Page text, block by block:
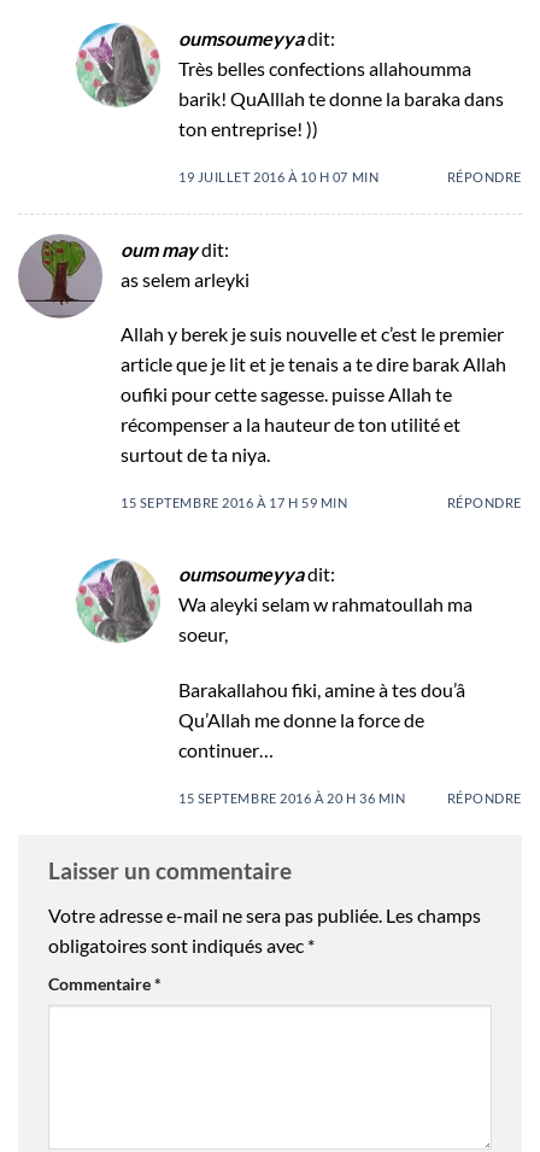
oumsoumeyyadit:
Très belles confections allahoumma
barik! QuAlllah te donne la baraka dans
ton entreprise! ))
19 JUILLET 2016 À 10 H 07 MIN RÉPONDRE
oum maydit:
as selem arleyki
Allah y berek je suis nouvelle et c’est le premier
article que je lit et je tenais a te dire barak Allah
oufiki pour cette sagesse. puisse Allah te
récompenser a la hauteur de ton utilité et
surtout de ta niya.
15 SEPTEMBRE 2016 À 17 H 59 MIN RÉPONDRE
oumsoumeyyadit:
Wa aleyki selam w rahmatoullah ma
soeur,
Barakallahou fiki, amine à tes dou’â
Qu’Allah me donne la force de
continuer…
15 SEPTEMBRE 2016 À 20 H 36 MIN RÉPONDRE
Laisser un commentaire
Votre adresse e-mail ne sera pas publiée. Les champs
obligatoires sont indiqués avec *
Commentaire*